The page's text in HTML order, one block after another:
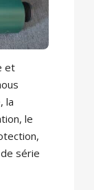
et
la
le
série